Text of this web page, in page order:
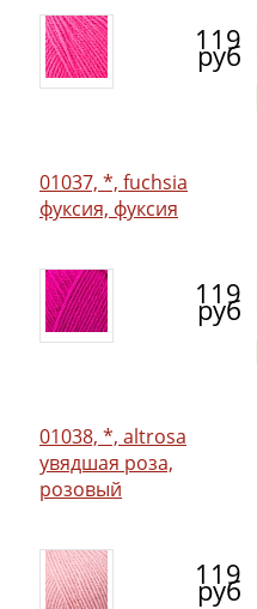
119
руб
01037, *, fuchsia
фуксия, фуксия
119
руб
01038, *, altrosa
увядшая роза,
розовый
119
руб